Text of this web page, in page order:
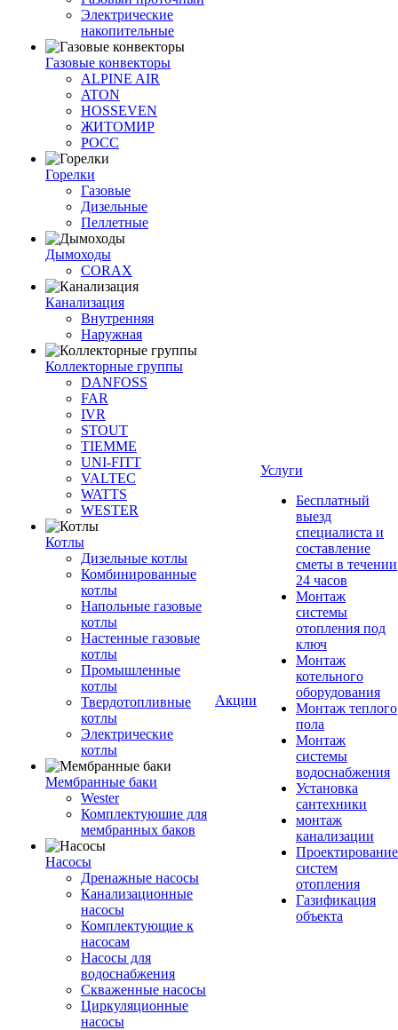
Электрические
накопительные
Газовые конвекторы
ALPINE AIR
ATON
HOSSEVEN
ЖИТОМИР
РОСС
Горелки
Газовые
Дизельные
Пеллетные
Дымоходы
CORAX
Канализация
Внутренняя
Наружная
Коллекторные группы
DANFOSS
FAR
IVR
STOUT
TIEMME
UNI-FITT
VALTEC
WATTS
WESTER
Котлы
Дизельные котлы
Комбинированные
котлы
Напольные газовые
котлы
Настенные газовые
котлы
Промышленные
котлы
Твердотопливные
котлы
Электрические
котлы
Мембранные баки
Wester
Комплектуюшие для
мембранных баков
Насосы
Дренажные насосы
Канализационные
насосы
Комплектующие к
насосам
Насосы для
водоснабжения
Скваженные насосы
Циркуляционные
насосы
Акции
Услуги
Бесплатный
выезд
специалиста и
составление
сметы в течении
24 часов
Монтаж
системы
отопления под
ключ
Монтаж
котельного
оборудования
Монтаж теплого
пола
Монтаж
системы
водоснабжения
Установка
сантехники
монтаж
канализации
Проектирование
систем
отопления
Газификация
объекта